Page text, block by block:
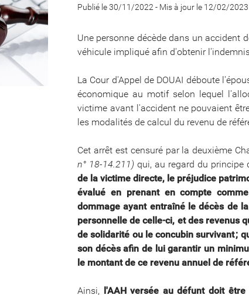
Publié le 30/11/2022 - Mis à jour le 12/02/2023
Une personne décède dans un accident
véhicule impliqué afin d'obtenir
La Cour d'Appel de DOUAI déboute
économique au motif selon lequel
victime avant l'accident ne pouvaient
les modalités de calcul du revenu de
Cet arrêt est censuré par la deuxième
n° 18-14.211) qui, au regard du principe
de la victime directe, le préjudice
évalué en prenant en compte
dommage ayant entraîné le décès de
personnelle de celle-ci, et des revenus
de solidarité ou le concubin survivant ;
son décès afin de lui garantir un
le montant de ce revenu annuel de
Ainsi, l'AAH versée au défunt doit